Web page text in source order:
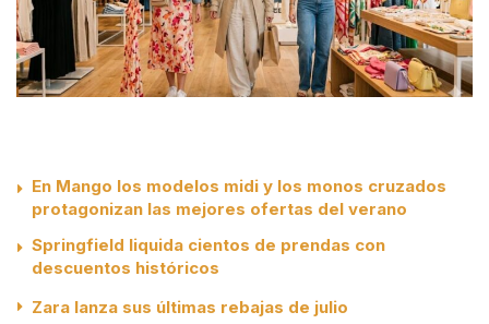
En Mango los modelos midi y los monos cruzados
protagonizan las mejores ofertas del verano
Springfield liquida cientos de prendas con
descuentos históricos
Zara lanza sus últimas rebajas de julio